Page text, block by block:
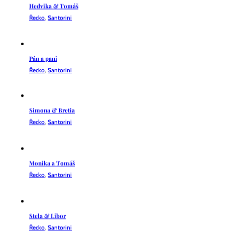
Řecko,Santorini
Řecko ,Santorini
Řecko,Santorini
Řecko,Santorini
Řecko ,Santorini